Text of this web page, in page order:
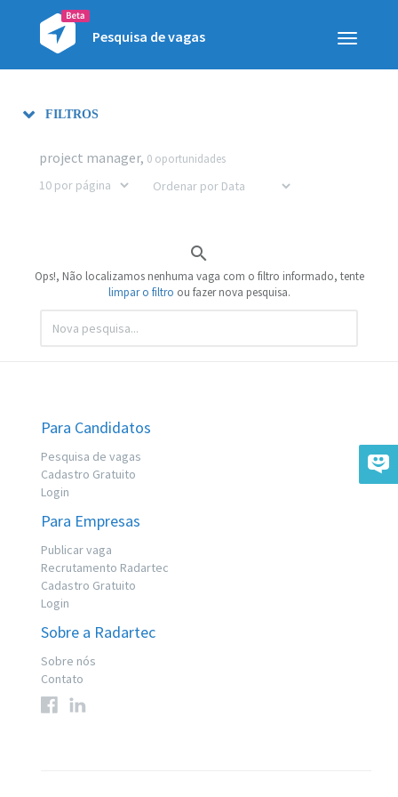
Toggle
Pesquisa de vagas
FILTROS
project manager, 0 oportunidades

Ops!, Não localizamos nenhuma vaga com o filtro informado, tente
limpar o filtro ou fazer nova pesquisa.
Para Candidatos
Pesquisa de vagas
Cadastro Gratuito
Login
Para Empresas
Publicar vaga
Recrutamento Radartec
Cadastro Gratuito
Login
Sobre a Radartec
Sobre nós
Contato